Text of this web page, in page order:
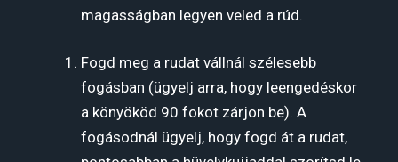
magasságban legyen veled a rúd.
Fogd meg a rudat vállnál szélesebb
fogásban (ügyelj arra, hogy leengedéskor
a könyököd 90 fokot zárjon be). A
fogásodnál ügyelj, hogy fogd át a rudat,